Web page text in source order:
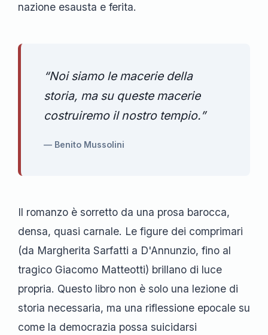
nazione esausta e ferita.
“Noi siamo le macerie della
storia, ma su queste macerie
costruiremo il nostro tempio.”
— Benito Mussolini
Il romanzo è sorretto da una prosa barocca,
densa, quasi carnale. Le figure dei comprimari
(da Margherita Sarfatti a D'Annunzio, fino al
tragico Giacomo Matteotti) brillano di luce
propria. Questo libro non è solo una lezione di
storia necessaria, ma una riflessione epocale su
come la democrazia possa suicidarsi